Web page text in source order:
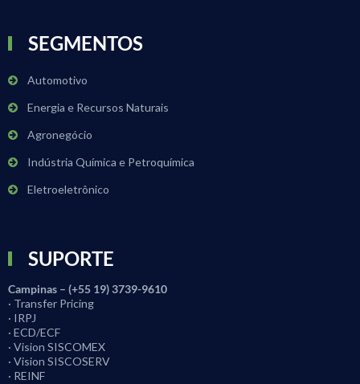
SEGMENTOS
Automotivo
Energia e Recursos Naturais
Agronegócio
Indústria Química e Petroquímica
Eletroeletrônico
SUPORTE
Campinas – (+55 19) 3739-9610
· Transfer Pricing
· IRPJ
· ECD/ECF
· Vision SISCOMEX
· Vision SISCOSERV
· REINF